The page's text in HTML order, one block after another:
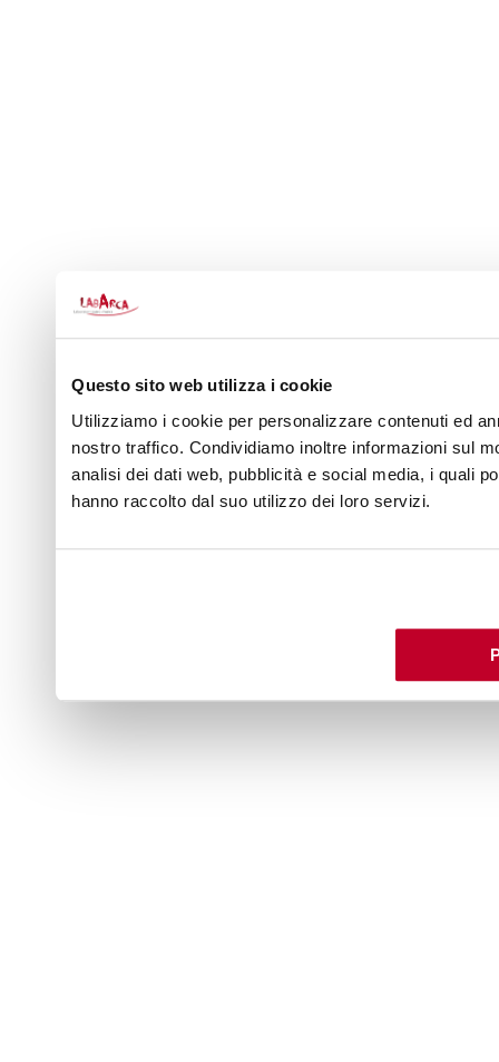
Questo sito web utilizza i cookie
Utilizziamo i cookie per personalizzare contenuti ed
nostro traffico. Condividiamo inoltre informazioni sul
analisi dei dati web, pubblicità e social media, i quali
hanno raccolto dal suo utilizzo dei loro servizi.